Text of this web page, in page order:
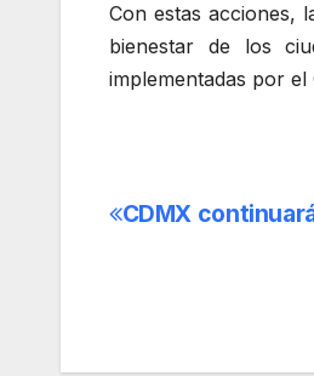
Con estas acciones,
bienestar de los
implementadas por
CDMX